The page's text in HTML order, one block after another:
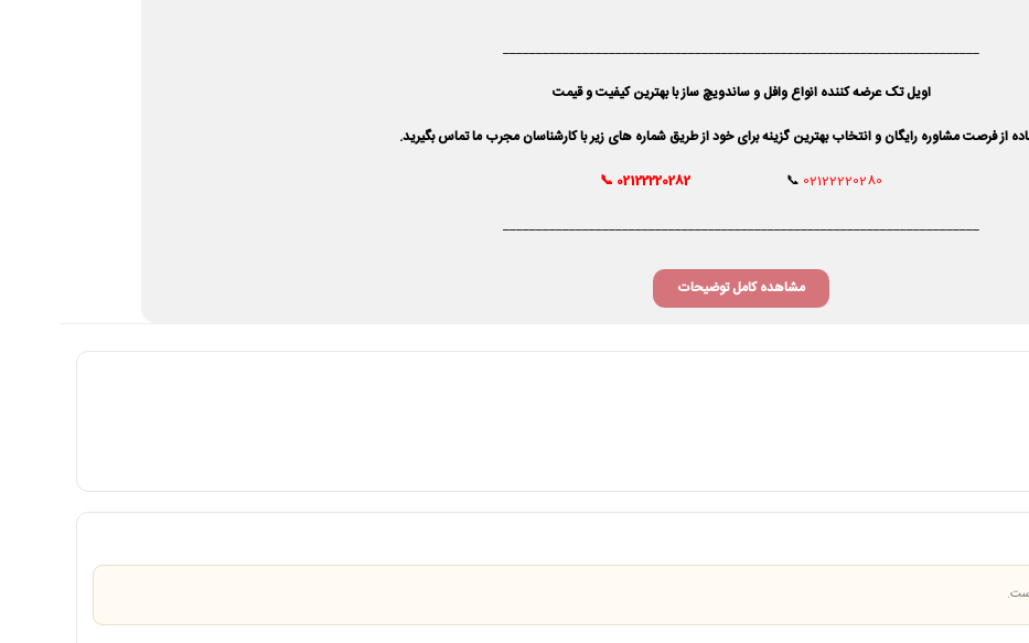
________________________________________________________________________
اویل تک عرضه کننده انواع وافل و ساندویچ ساز با بهترین کیفیت و قیمت
از فرصت مشاوره رایگان و انتخاب بهترین گزینه برای خود از طریق شماره های زیر با کارشناسان مجرب ما تماس بگیرید.
02122220280
📞
02122220282
📞
________________________________________________________________________
مشاهده کامل توضیحات